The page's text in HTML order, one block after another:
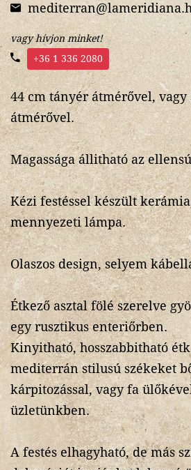
vagy hívjon minket!
+36 1 336 2080
44 cm tányér átmérővel, vagy
átmérővel.
Magassága állitható az
Kézi festéssel készült
mennyezeti lámpa.
Olaszos design, selyem
Étkező asztal fölé szerelve
egy rusztikus enteriőrben.
Kinyitható, hosszabbitható
mediterrán stilusú székeket
kárpitozással, vagy fa
üzletünkben.
A festés elhagyható, de más